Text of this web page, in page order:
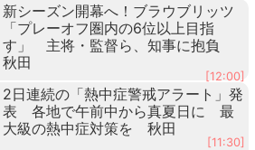
新シーズン開幕へ！ブラウブリッツ
「プレーオフ圏内の6位以上目指
す」 主将・監督ら、知事に抱負
秋田
[12:00]
2日連続の「熱中症警戒アラート」発
表 各地で午前中から真夏日に 最
大級の熱中症対策を 秋田
[11:30]